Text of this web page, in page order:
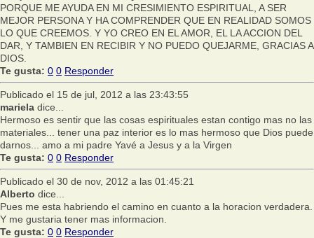
PORQUE ME AYUDA EN MI CRESIMIENTO ESPIRITUAL, A SER
MEJOR PERSONA Y HA COMPRENDER QUE EN REALIDAD SOMOS
LO QUE CREEMOS. Y YO CREO EN EL AMOR, EL LA ACCION DEL
DAR, Y TAMBIEN EN RECIBIR Y NO PUEDO QUEJARME, GRACIAS A
DIOS.
Te gusta: 0 0 Responder
Publicado el 15 de jul, 2012 a las 23:43:55
mariela dice...
Hermoso es sentir que las cosas espirituales estan contigo mas no las
materiales... tener una paz interior es lo mas hermoso que Dios puede
darnos... amo a mi padre Yavé a Jesus y a la Virgen
Te gusta: 0 0 Responder
Publicado el 30 de nov, 2012 a las 01:45:21
Alberto dice...
Pues me esta habriendo el camino en cuanto a la horacion verdadera.
Y me gustaria tener mas informacion.
Te gusta: 0 0 Responder